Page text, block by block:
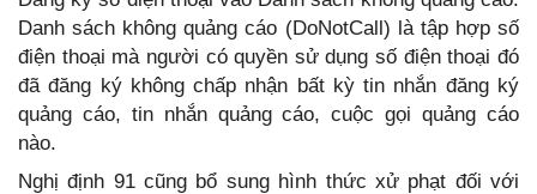
Danh sách không quảng cáo (DoNotCall) là tập hợp số
điện thoại mà người có quyền sử dụng số điện thoại đó
đã đăng ký không chấp nhận bất kỳ tin nhắn đăng ký
quảng cáo, tin nhắn quảng cáo, cuộc gọi quảng cáo
nào.
Nghị định 91 cũng bổ sung hình thức xử phạt đối với